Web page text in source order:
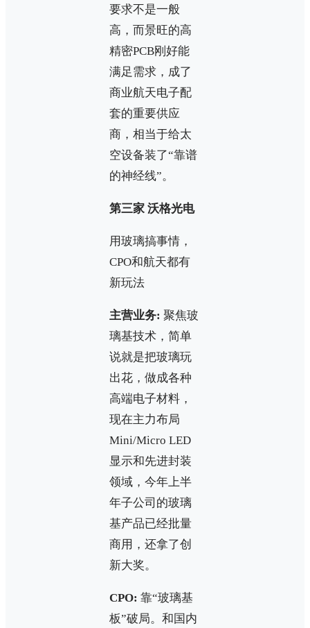
要求不是一般
高，而景旺的高
精密PCB刚好能
满足需求，成了
商业航天电子配
套的重要供应
商，相当于给太
空设备装了“靠谱
的神经线”。
第三家 沃格光电
用玻璃搞事情，
CPO和航天都有
新玩法
主营业务: 聚焦玻
璃基技术，简单
说就是把玻璃玩
出花，做成各种
高端电子材料，
现在主力布局
Mini/Micro LED
显示和先进封装
领域，今年上半
年子公司的玻璃
基产品已经批量
商用，还拿了创
新大奖。
CPO: 靠“玻璃基
板”破局。和国内